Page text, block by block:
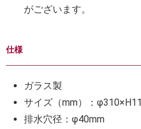
がございます。
仕様
ガラス製
サイズ（mm）：
排水穴径：φ40mm